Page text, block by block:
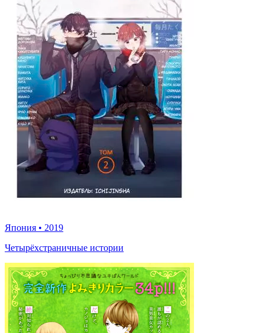
Япония • 2019
Четырёхстраничные истории